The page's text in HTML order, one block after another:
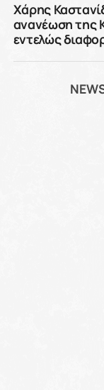
Χάρης
ανανέωση της
εντελώς